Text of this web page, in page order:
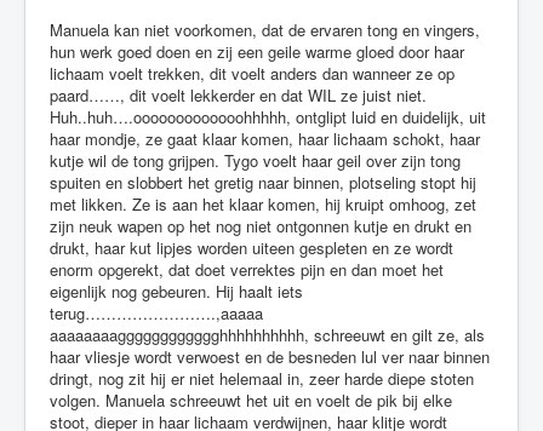
Manuela kan niet voorkomen, dat de ervaren tong en vingers,
hun werk goed doen en zij een geile warme gloed door haar
lichaam voelt trekken, dit voelt anders dan wanneer ze op
paard……, dit voelt lekkerder en dat WIL ze juist niet.
Huh..huh….ooooooooooooohhhhh, ontglipt luid en duidelijk, uit
haar mondje, ze gaat klaar komen, haar lichaam schokt, haar
kutje wil de tong grijpen. Tygo voelt haar geil over zijn tong
spuiten en slobbert het gretig naar binnen, plotseling stopt hij
met likken. Ze is aan het klaar komen, hij kruipt omhoog, zet
zijn neuk wapen op het nog niet ontgonnen kutje en drukt en
drukt, haar kut lipjes worden uiteen gespleten en ze wordt
enorm opgerekt, dat doet verrektes pijn en dan moet het
eigenlijk nog gebeuren. Hij haalt iets
terug…………………….,aaaaa
aaaaaaaagggggggggggghhhhhhhhhh, schreeuwt en gilt ze, als
haar vliesje wordt verwoest en de besneden lul ver naar binnen
dringt, nog zit hij er niet helemaal in, zeer harde diepe stoten
volgen. Manuela schreeuwt het uit en voelt de pik bij elke
stoot, dieper in haar lichaam verdwijnen, haar klitje wordt